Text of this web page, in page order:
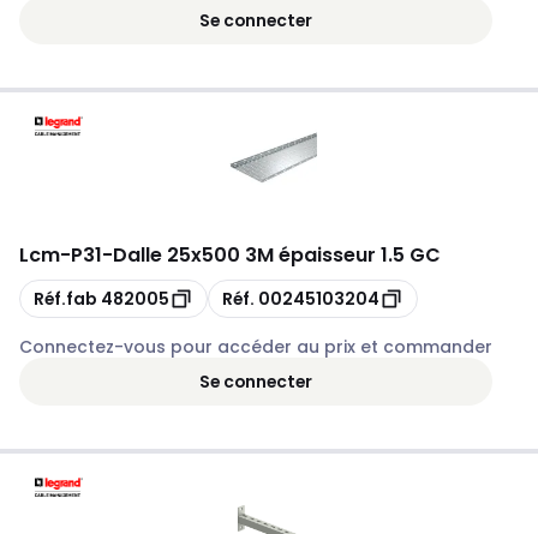
Se connecter
Lcm-P31-Dalle 25x500 3M épaisseur 1.5 GC
Copie
Réf.fab 482005 Copie
Réf. 00245103204
Connectez-vous pour accéder au prix et commander
Se connecter